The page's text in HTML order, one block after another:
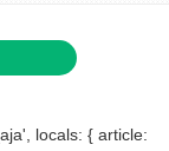
locals: { article: